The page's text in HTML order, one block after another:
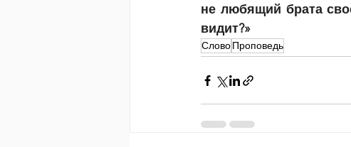
не любящий брата
видит?»
СловоПроповедь